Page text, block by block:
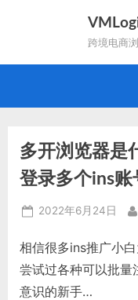
跨境电商
多开浏览器是
登录多个ins账
Posted
2022年6月24日
相信很多ins推广小
尝试过各种可以批量
意识的新手…